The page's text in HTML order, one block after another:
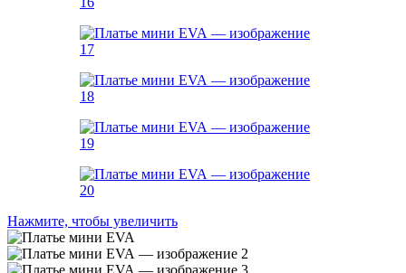
Нажмите, чтобы увеличить